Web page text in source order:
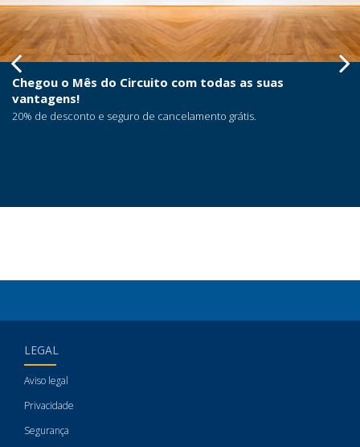
Chegou o Mês do Circuito com todas as suas
vantagens!
20% de desconto e seguro de cancelamento grátis.
LEGAL
Aviso legal
Privacidade
Segurança